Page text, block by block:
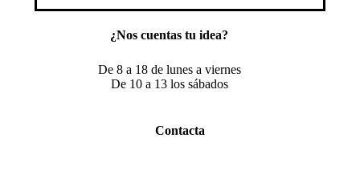
¿Nos cuentas tu idea?
De 8 a 18 de lunes a viernes
De 10 a 13 los sábados
Contacta